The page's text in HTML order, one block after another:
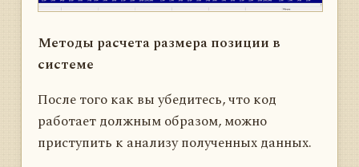
Методы расчета размера позиции в
системе
После того как вы убедитесь, что код
работает должным образом, можно
приступить к анализу полученных данных.